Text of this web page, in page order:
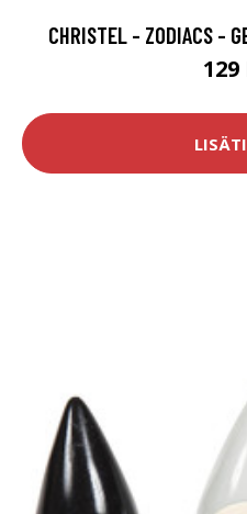
CHRISTEL - ZODIACS -
129